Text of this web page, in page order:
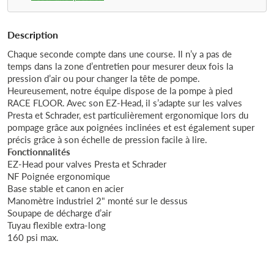
Description
Chaque seconde compte dans une course. Il n’y a pas de
temps dans la zone d’entretien pour mesurer deux fois la
pression d’air ou pour changer la tête de pompe.
Heureusement, notre équipe dispose de la pompe à pied
RACE FLOOR. Avec son EZ-Head, il s’adapte sur les valves
Presta et Schrader, est particulièrement ergonomique lors du
pompage grâce aux poignées inclinées et est également super
précis grâce à son échelle de pression facile à lire.
Fonctionnalités
EZ-Head pour valves Presta et Schrader
NF Poignée ergonomique
Base stable et canon en acier
Manomètre industriel 2" monté sur le dessus
Soupape de décharge d’air
Tuyau flexible extra-long
160 psi max.